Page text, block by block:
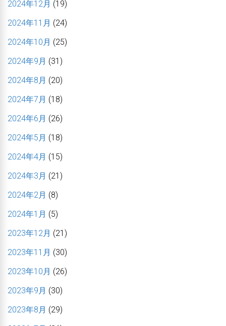
2024年12月 (19)
2024年11月 (24)
2024年10月 (25)
2024年9月 (31)
2024年8月 (20)
2024年7月 (18)
2024年6月 (26)
2024年5月 (18)
2024年4月 (15)
2024年3月 (21)
2024年2月 (8)
2024年1月 (5)
2023年12月 (21)
2023年11月 (30)
2023年10月 (26)
2023年9月 (30)
2023年8月 (29)